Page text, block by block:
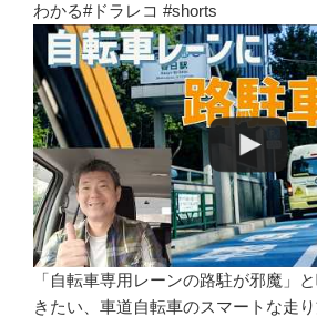
わかる#ドラレコ #shorts
「自転車専用レーンの路駐が邪魔」
きたい、車道自転車のスマートな走